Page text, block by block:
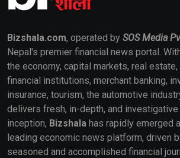
Bizshala.com, operated by SOS Media
Nepal's premier financial news portal.
the economy, capital markets, real estate,
financial institutions, merchant banking,
insurance, tourism, the automotive
delivers fresh, in-depth, and
inception, Bizshala has rapidly emerged
leading economic news platform, driven
seasoned and accomplished financial